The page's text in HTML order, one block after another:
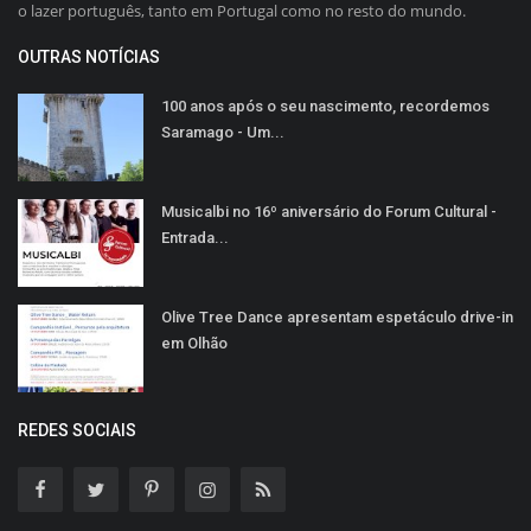
o lazer português, tanto em Portugal como no resto do mundo.
OUTRAS NOTÍCIAS
100 anos após o seu nascimento, recordemos
Saramago - Um...
Musicalbi no 16º aniversário do Forum Cultural -
Entrada...
Olive Tree Dance apresentam espetáculo drive-in
em Olhão
REDES SOCIAIS